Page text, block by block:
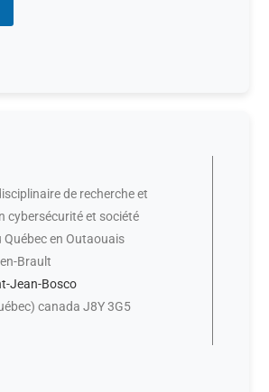
de recherche et
cybersécurité et société
Québec en Outaouais
Brault
Jean-Bosco
canada J8Y 3G5